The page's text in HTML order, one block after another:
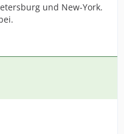
und New-York.